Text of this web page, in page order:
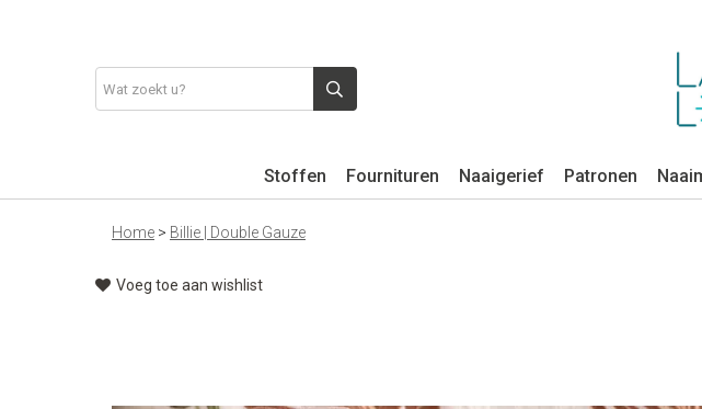
Stoffen Fournituren Naaigerief Patronen
Home > Billie | Double Gauze
Voeg toe aan wishlist